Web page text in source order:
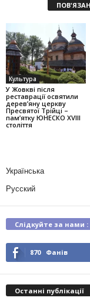
Культура
У Жовкві після
реставрації освятили
дерев’яну церкву
Пресвятої Трійці –
пам’ятку ЮНЕСКО XVIII
століття
Українська
Русский
Слідкуйте за нами :
870 Фанів
Останні публікації